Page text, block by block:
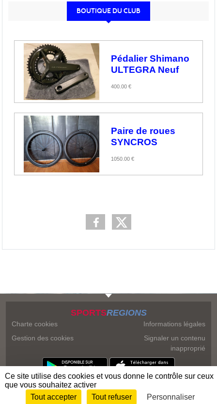
BOUTIQUE DU CLUB
Pédalier Shimano
ULTEGRA Neuf
400.00 €
Paire de roues
SYNCROS
1050.00 €
SPORTSREGIONS
Charte cookies
Gestion des cookies
Informations légales
Signaler un contenu
inapproprié
Envie de participer ? Connexion
Ce site utilise des cookies et vous donne le contrôle sur ceux
que vous souhaitez activer
Tout accepter
Tout refuser Personnaliser